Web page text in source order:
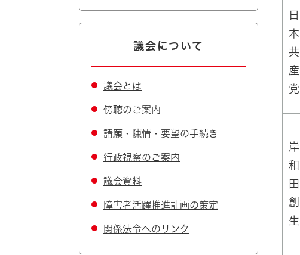
日
本
共
産
党
岸
和
田
創
生
議会について
議会とは
傍聴のご案内
請願・陳情・要望の手続き
行政視察のご案内
議会資料
障害者活躍推進計画の策定
関係法令へのリンク